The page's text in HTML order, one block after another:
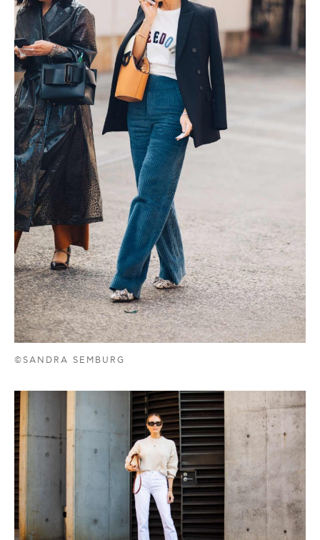
©SANDRA SEMBURG